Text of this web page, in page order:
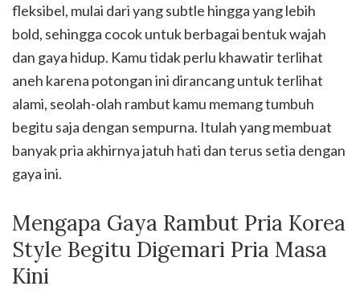
fleksibel, mulai dari yang subtle hingga yang lebih
bold, sehingga cocok untuk berbagai bentuk wajah
dan gaya hidup. Kamu tidak perlu khawatir terlihat
aneh karena potongan ini dirancang untuk terlihat
alami, seolah-olah rambut kamu memang tumbuh
begitu saja dengan sempurna. Itulah yang membuat
banyak pria akhirnya jatuh hati dan terus setia dengan
gaya ini.
Mengapa Gaya Rambut Pria Korea
Style Begitu Digemari Pria Masa
Kini